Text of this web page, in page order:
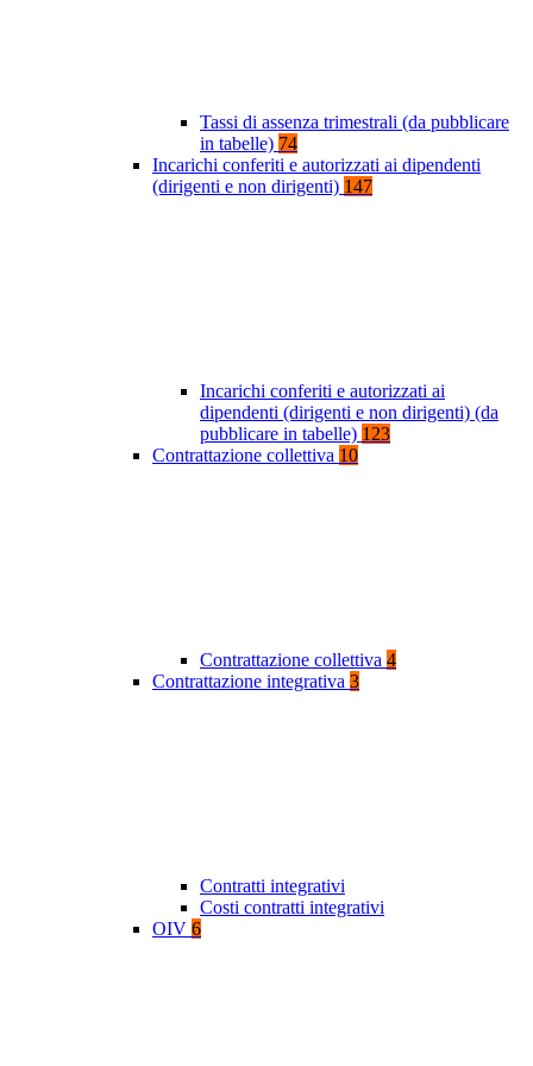
Tassi di assenza trimestrali (da pubblicare
in tabelle) 74
Incarichi conferiti e autorizzati ai dipendenti
(dirigenti e non dirigenti) 147
Incarichi conferiti e autorizzati ai
dipendenti (dirigenti e non dirigenti) (da
pubblicare in tabelle) 123
Contrattazione collettiva 10
Contrattazione collettiva 4
Contrattazione integrativa 3
Contratti integrativi
Costi contratti integrativi
OIV 6